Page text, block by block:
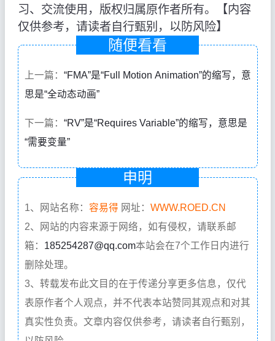
习、交流使用，版权归属原作者所有。【内容
仅供参考，请读者自行甄别，以防风险】
随便看看
上一篇： “FMA”是“Full Motion Animation”的缩写，意
思是“全动态动画”
下一篇： “RV”是“Requires Variable”的缩写，意思是
“需要变量”
申明
1、网站名称： 容易得 网址： WWW.ROED.CN
2、网站的内容来源于网络，如有侵权，请联系邮
箱： 185254287@qq.com本站会在7个工作日内进行
删除处理。
3、转载发布此文目的在于传递分享更多信息，仅代
表原作者个人观点，并不代表本站赞同其观点和对其
真实性负责。文章内容仅供参考，请读者自行甄别，